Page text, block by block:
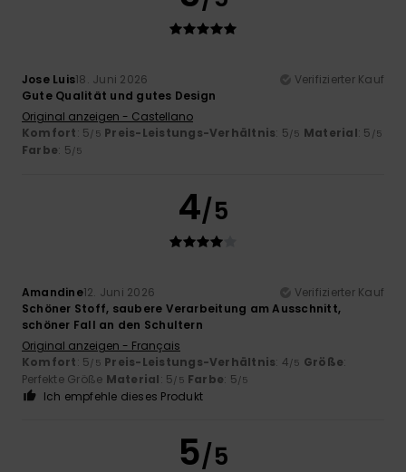
Jose Luis18. Juni 2026
Verifizierter Kauf
Gute Qualität und gutes Design
Original anzeigen - Castellano
Komfort: 5/5 Preis-Leistungs-Verhältnis: 5/5 Material: 5 /5
Farbe: 5/5
4/5
Amandine12. Juni 2026
Verifizierter Kauf
Schöner Stoff, saubere Verarbeitung am Ausschnitt,
schöner Fall an den Schultern
Original anzeigen - Français
Komfort: 5/5 Preis-Leistungs-Verhältnis: 4/5 Größe:
Perfekte Größe Material: 5/5 Farbe: 5/5
Ich empfehle dieses Produkt
5/5